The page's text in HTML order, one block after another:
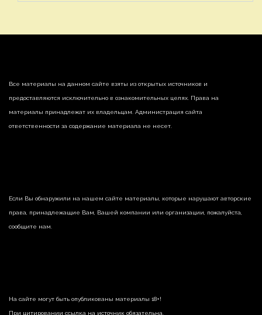
Все материалы на данном сайте взяты из открытых источников и
предоставляются исключительно в ознакомительных целях. Права на
материалы принадлежат их владельцам. Администрация сайта
ответственности за содержание материала не несет.
Если Вы обнаружили на нашем сайте материалы, которые нарушают авторские
права, принадлежащие Вам, Вашей компании или организации, пожалуйста,
сообщите нам.
На сайте могут быть опубликованы материалы 18+!
При цитировании ссылка на источник обязательна.